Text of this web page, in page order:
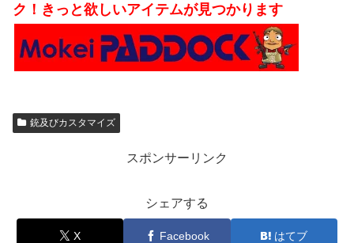
ク！きっと欲しいアイテムが見つかります
銃及びカスタマイズ
スポンサーリンク
シェアする
X Facebook はてブ